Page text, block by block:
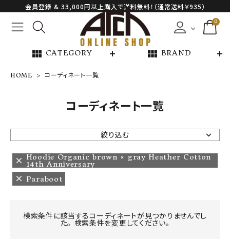
会員登録 & 33,000円以上購入で送料無料！（通常送料￥935）
0
view_module CATEGORY view_module BRAND
NEW ARRIVAL
ARCH EXCLUSIVE
BRAND
CATEGORY
HOME コーディネート一覧
コーディネート一覧
絞り込む
Hoodie Organic brown × gray Heather Cotton
14th Anniversary
Paraboot
検索条件に該当するコーディネートが見つかりませんでし
た。 検索条件を変更してください。